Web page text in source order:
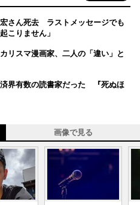
さん死去 ラストメッセージでも
こりません」
リスマ漫画家、二人の「違い」と
界有数の読書家だった 『死ぬほ
画像で見る